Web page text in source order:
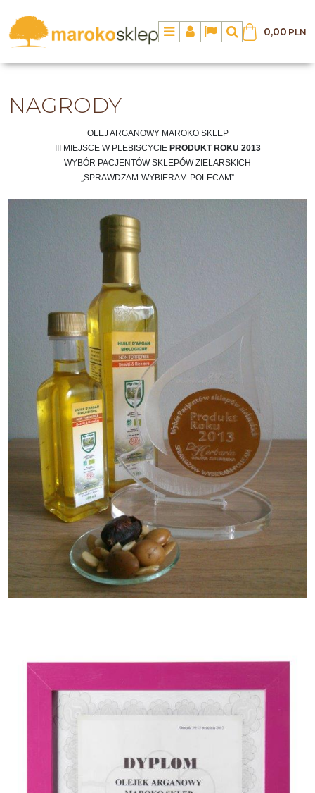
MenuPanelLangSzukaj
0,00 PLN
NAGRODY
OLEJ ARGANOWY MAROKO SKLEP
III MIEJSCE W PLEBISCYCIE PRODUKT ROKU 2013
WYBÓR PACJENTÓW SKLEPÓW ZIELARSKICH
„SPRAWDZAM-WYBIERAM-POLECAM”